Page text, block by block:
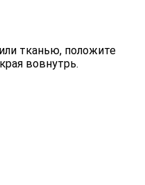
тканью, положите
вовнутрь.